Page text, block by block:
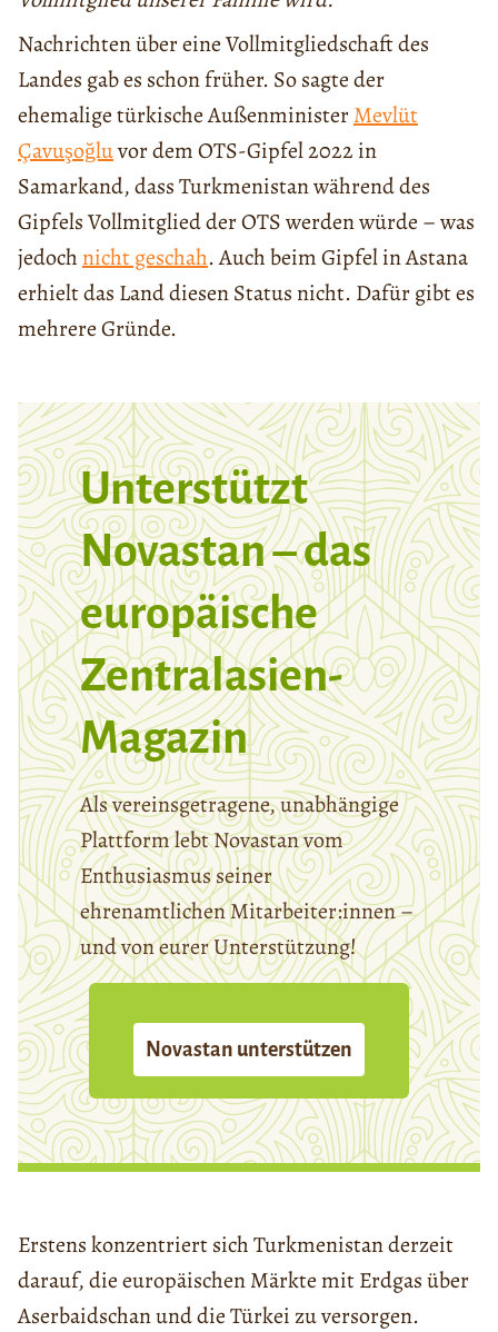
Nachrichten über eine Vollmitgliedschaft des
Landes gab es schon früher. So sagte der
ehemalige türkische AußenministerMevlüt
Çavuşoğluvor dem OTS-Gipfel 2022 in
Samarkand, dass Turkmenistan während des
Gipfels Vollmitglied der OTS werden würde – was
jedochnicht geschah. Auch beim Gipfel in Astana
erhielt das Land diesen Status nicht. Dafür gibt es
mehrere Gründe.
Unterstützt
Novastan – das
europäische
Zentralasien-
Magazin
Als vereinsgetragene, unabhängige
Plattform lebt Novastan vom
Enthusiasmus seiner
ehrenamtlichen Mitarbeiter:innen –
und von eurer Unterstützung!
Novastan unterstützen
Erstens konzentriert sich Turkmenistan derzeit
darauf, die europäischen Märkte mit Erdgas über
Aserbaidschan und die Türkei zu versorgen.